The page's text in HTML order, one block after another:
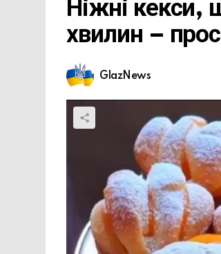
Ніжні кекси,
хвилин –
GlazNews